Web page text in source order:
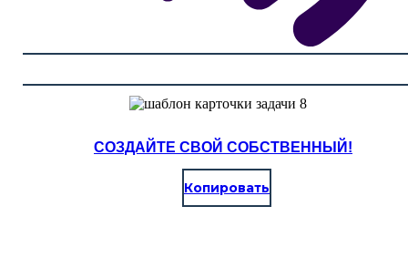
СОЗДАЙТЕ СВОЙ СОБСТВЕННЫЙ!
Копировать